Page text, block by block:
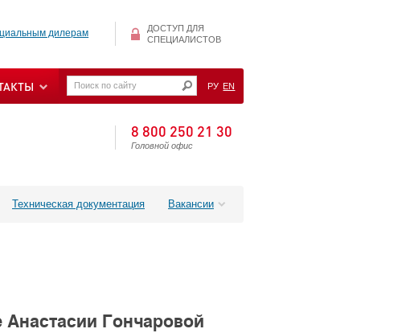
дилерам
ДОСТУП ДЛЯ
СПЕЦИАЛИСТОВ
РУ EN
8 800 250 21 30
Головной офис
Техническая документация Вакансии
Гончаровой